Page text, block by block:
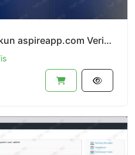
Jual Jasa Pembuatan Akun aspireapp.com Verified Dan Siap Pakai,Terverifikasi Legaliti Company